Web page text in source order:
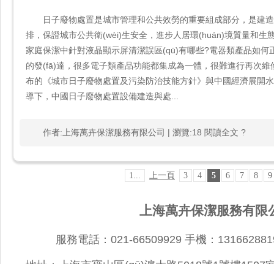
日子廢物處置是城市管理和公共效勞的重要組成部分，是
排，保證城市公共衛(wèi)生安全，進步人居環(huán)境質量和生
家庭保潔中針對液晶顯示屏清潔誤區(qū)有哪些?電器類產品如何
的發(fā)達，很多電子類產品功能都集成為一體，很難進行再次
布的《城市日子廢物處置及污染防治技能方針》與中國經濟展開水
導下，中國日子廢物處置設備建造與處...
作者:上海萬卉保潔服務有限公司 | 瀏覽:18 閱讀全文 ?
1... 上一頁 3 4 5 6 7 8 9
上海萬卉保潔服務有
服務電話：021-66509929 手機：